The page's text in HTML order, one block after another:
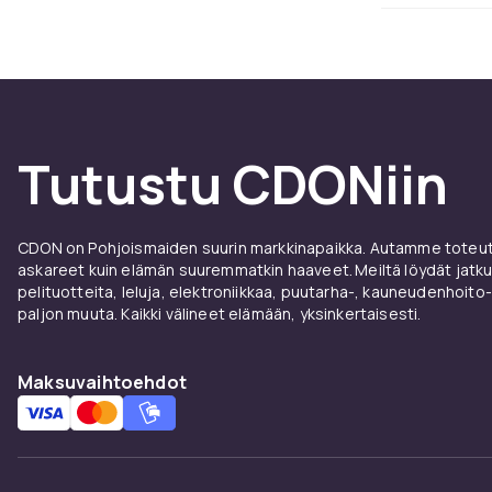
vaan myos
ja asfaltilta.
CDONin
Tutustu CDONiin
CDON on Pohjoismaiden suurin markkinapaikka. Autamme
askareet kuin elämän suuremmatkin haaveet. Meiltä löydät
pelituotteita, leluja, elektroniikkaa, puutarha-,
paljon muuta. Kaikki välineet elämään, yksinkertaisesti.
Maksuvaihtoehdot